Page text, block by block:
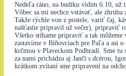
Nedeľa ráno, na budíku vidím 6:10, už
Vôbec sa mi nechce vstávať, ale zhruba
Takže rýchle von z postele, variť čaj,
našťastie pripravil už večer), pripraviť
Všetko stíhame pripraviť a tak môžeme
zastavíme v Bíňovciach pre Paľa a asi o
krčmou v Plaveckom Podhradí. Sme tu
za nami prichádza aj Janči s dcérou,
krátkom zvítaní sme pripravení na